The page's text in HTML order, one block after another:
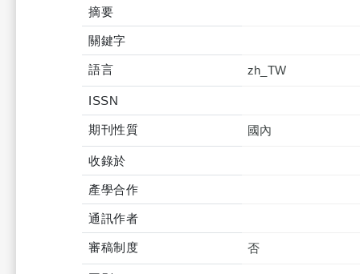
摘要
關鍵字
語言 zh_TW
ISSN
期刊性質 國內
收錄於
產學合作
通訊作者
審稿制度 否